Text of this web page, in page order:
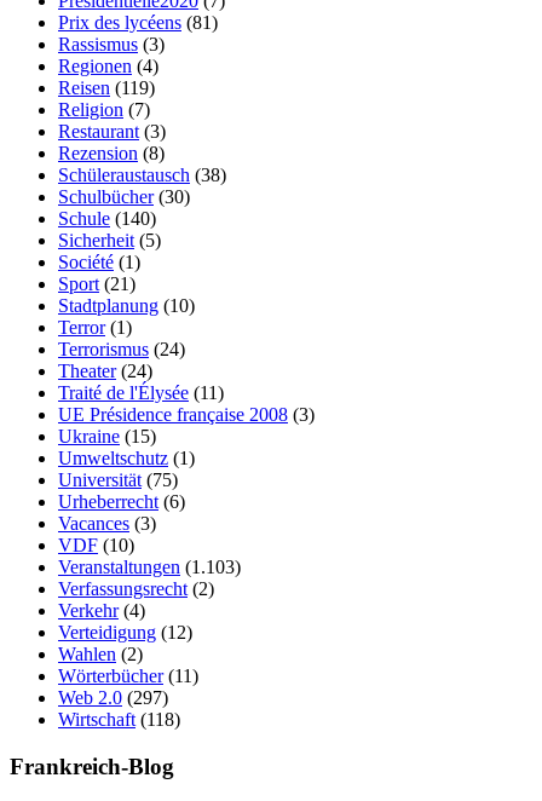
Prix des lycéens (81)
Rassismus (3)
Regionen (4)
Reisen (119)
Religion (7)
Restaurant (3)
Rezension (8)
Schüleraustausch (38)
Schulbücher(30)
Schule (140)
Sicherheit (5)
Société (1)
Sport (21)
Stadtplanung (10)
Terror(1)
Terrorismus (24)
Theater(24)
Traité de l'Élysée (11)
UE Présidence française 2008 (3)
Ukraine (15)
Umweltschutz (1)
Universität (75)
Urheberrecht (6)
Vacances (3)
VDF (10)
Veranstaltungen (1.103)
Verfassungsrecht (2)
Verkehr(4)
Verteidigung (12)
Wahlen (2)
Wörterbücher(11)
Web 2.0 (297)
Wirtschaft (118)
Frankreich-Blog